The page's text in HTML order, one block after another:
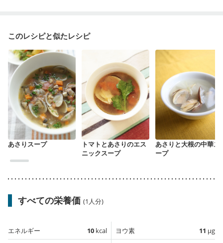
このレシピと似たレシピ
あさりスープ
トマトとあさりのエス
ニックスープ
あさりと大根の中華ス
ープ
すべての栄養価 (1人分)
エネルギー 10 kcal
ヨウ素 11 µg